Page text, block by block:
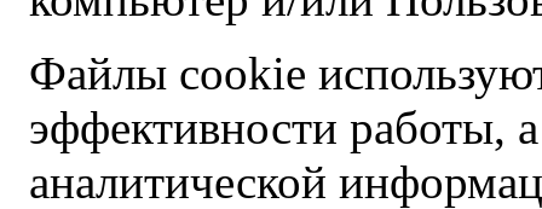
Файлы cookie
эффективности работы,
аналитической